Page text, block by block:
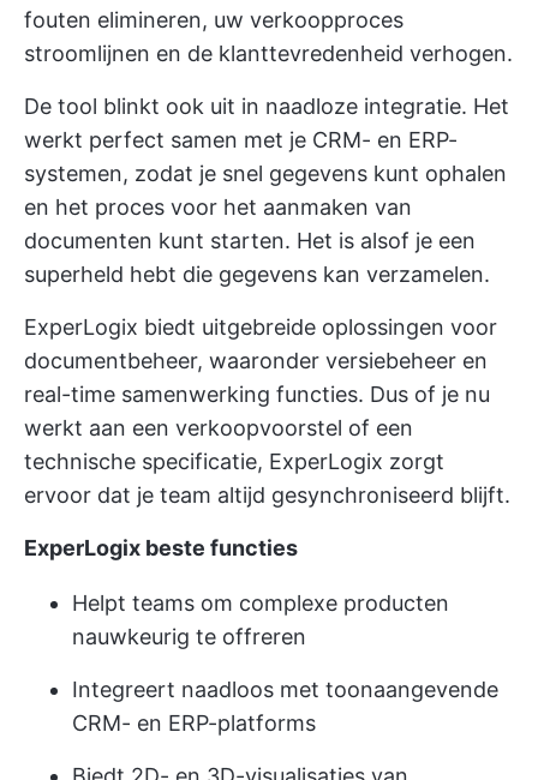
fouten elimineren, uw verkoopproces
stroomlijnen en de klanttevredenheid verhogen.
De tool blinkt ook uit in naadloze integratie. Het
werkt perfect samen met je CRM- en ERP-
systemen, zodat je snel gegevens kunt ophalen
en het proces voor het aanmaken van
documenten kunt starten. Het is alsof je een
superheld hebt die gegevens kan verzamelen.
ExperLogix biedt uitgebreide oplossingen voor
documentbeheer, waaronder versiebeheer en
real-time samenwerking functies. Dus of je nu
werkt aan een verkoopvoorstel of een
technische specificatie, ExperLogix zorgt
ervoor dat je team altijd gesynchroniseerd blijft.
ExperLogix beste functies
Helpt teams om complexe producten
nauwkeurig te offreren
Integreert naadloos met toonaangevende
CRM- en ERP-platforms